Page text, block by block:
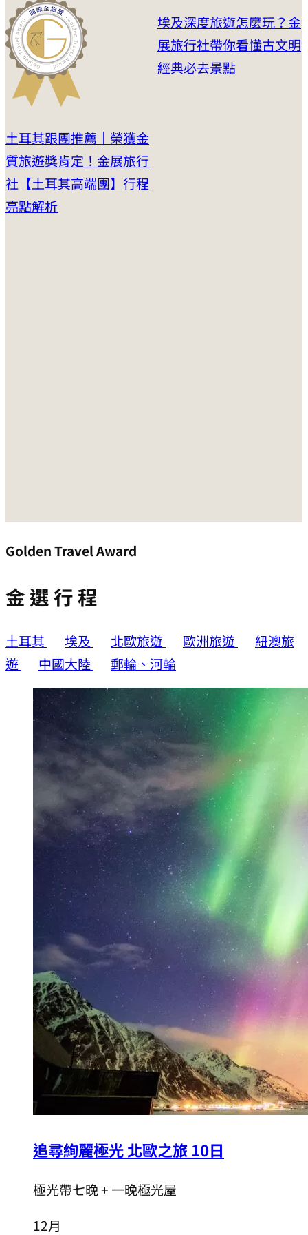
土耳其跟團推薦｜榮獲金
質旅遊獎肯定！金展旅行
社【土耳其高端團】行程
亮點解析
埃及深度旅遊怎麼玩？金
展旅行社帶你看懂古文明
經典必去景點
Golden Travel Award
金 選 行 程
土耳其 埃及 北歐旅遊 歐洲旅遊
紐澳旅
遊
中國大陸 郵輪、河輪
追尋絢麗極光 北歐之旅 10日
極光帶七晚 + 一晚極光屋
12月